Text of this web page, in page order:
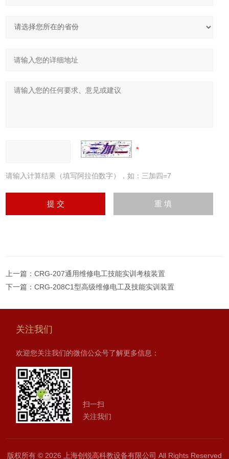
请输入计算结果（填写阿拉伯数字），如：三加四=7
上一篇：CRG-207通用维修电工技能实训考核装置
下一篇：CRG-208C1型高级维修电工及技能实训装置
关注我们
欢迎您关注我们的微信公众号了解更多信息：
扫一扫
关注我们
版权所有 © 2026 上海创锐高科教设备有限公司 All Rights Reserved